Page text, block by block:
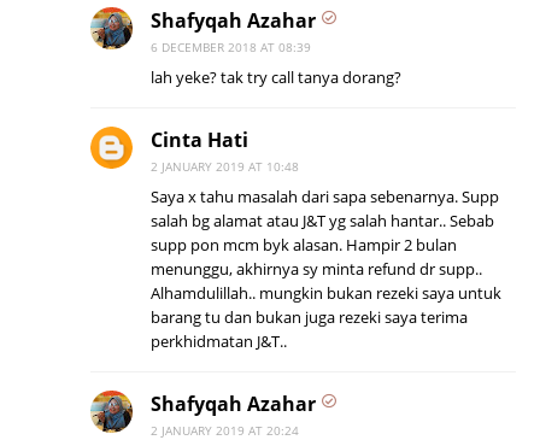
Shafyqah Azahar
6 DECEMBER 2018 AT 08:39
lah yeke? tak try call tanya dorang?
Cinta Hati
2 JANUARY 2019 AT 10:48
Saya x tahu masalah dari sapa sebenarnya. Supp
salah bg alamat atau J&T yg salah hantar.. Sebab
supp pon mcm byk alasan. Hampir 2 bulan
menunggu, akhirnya sy minta refund dr supp..
Alhamdulillah.. mungkin bukan rezeki saya untuk
barang tu dan bukan juga rezeki saya terima
perkhidmatan J&T..
Shafyqah Azahar
2 JANUARY 2019 AT 20:24